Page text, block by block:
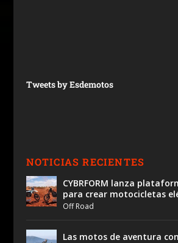
Tweets by Esdemotos
NOTICIAS RECIENTES
CYBRFORM lanza
para crear motocicletas
Off Road
Las motos de aventura